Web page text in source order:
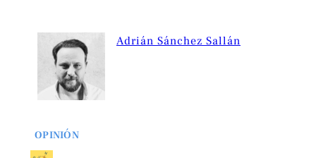
Adrián Sánchez Sallán
OPINIÓN